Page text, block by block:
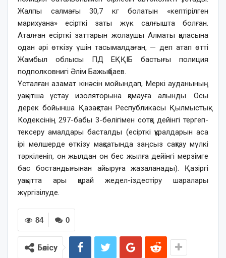
Жалпы салмағы 30,7 кг болатын «кептірілген
марихуана» есірткі заты жүк салғышта болған.
Аталған есірткі заттарын жолаушы Алматы қаласына
одан әрі өткізу үшін тасымалдаған, — деп атап өтті
Жамбыл облысы ПД ЕҚҚІБ бастығы полиция
подполковнигі Әлім Бажықбаев.
Ұсталған азамат кінәсін мойындап, Меркі ауданының
уақытша ұстау изоляторына қамауға алынды. Осы
дерек бойынша Қазақстан Республикасы Қылмыстық
Кодексінің 297-бабы 3-бөлігімен сотқа дейінгі тергеп-
тексеру амалдары басталды (есірткі құралдарын аса
ірі мөлшерде өткізу мақсатында заңсыз сақтау мүлкі
тәркіленіп, он жылдан он бес жылға дейінгі мерзімге
бас бостандығынан айыруға жазаланады). Қазіргі
уақытта ары қарай жедел-іздестіру шаралары
жүргізілуде.
0
84
Бөлісу